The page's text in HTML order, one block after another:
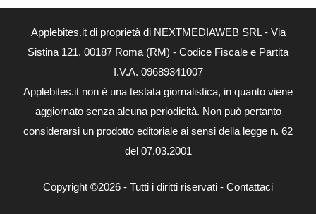
Applebites.it di proprietà di NEXTMEDIAWEB SRL - Via
Sistina 121, 00187 Roma (RM) - Codice Fiscale e Partita
I.V.A. 09689341007
Applebites.it non è una testata giornalistica, in quanto viene
aggiornato senza alcuna periodicità. Non può pertanto
considerarsi un prodotto editoriale ai sensi della legge n. 62
del 07.03.2001
Copyright ©2026 - Tutti i diritti riservati - Contattaci